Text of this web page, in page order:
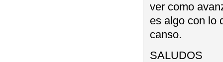
ver como
es algo con lo
canso.
SALUDOS